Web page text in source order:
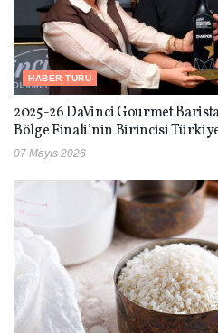
HABER TURU
2025-26 DaVinci Gourmet
Bölge Finali’nin Birincisi
07 Mayıs 2026